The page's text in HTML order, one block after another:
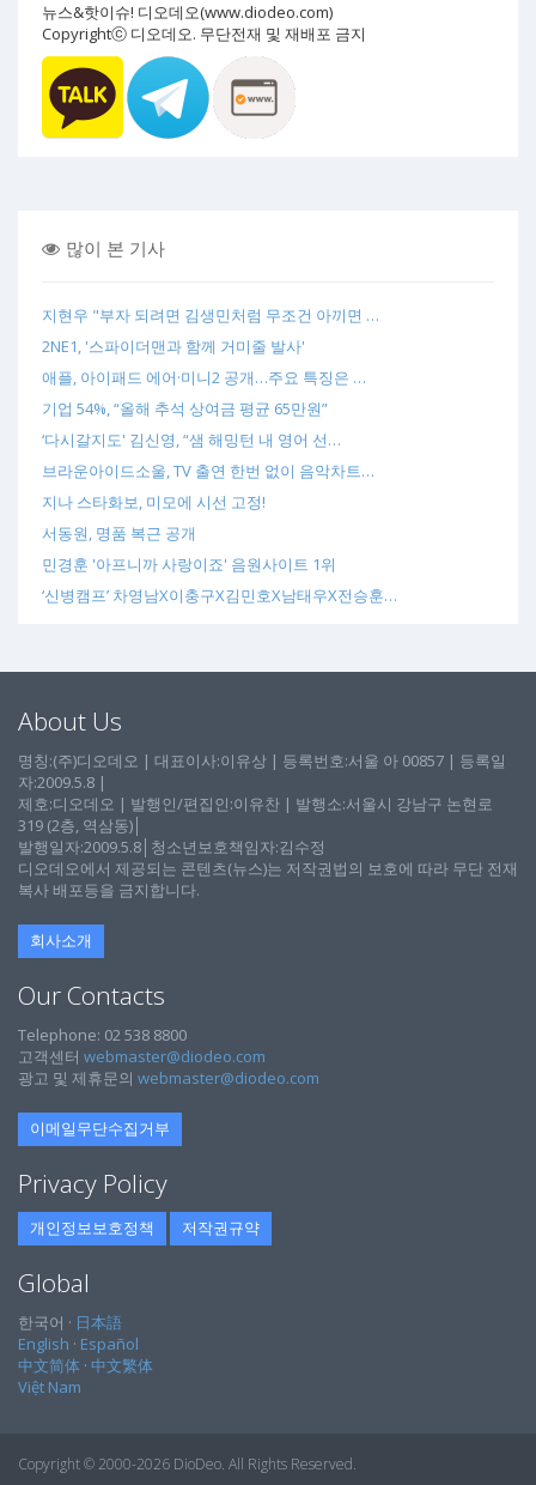
뉴스&핫이슈! 디오데오(www.diodeo.com)
Copyrightⓒ 디오데오. 무단전재 및 재배포 금지
많이 본 기사
지현우 "부자 되려면 김생민처럼 무조건 아끼면 …
2NE1, '스파이더맨과 함께 거미줄 발사'
애플, 아이패드 에어·미니2 공개…주요 특징은 …
기업 54%, “올해 추석 상여금 평균 65만원”
‘다시갈지도' 김신영, “샘 해밍턴 내 영어 선…
브라운아이드소울, TV 출연 한번 없이 음악차트…
지나 스타화보, 미모에 시선 고정!
서동원, 명품 복근 공개
민경훈 '아프니까 사랑이죠' 음원사이트 1위
‘신병캠프’ 차영남X이충구X김민호X남태우X전승훈…
About Us
명칭:(주)디오데오 | 대표이사:이유상 | 등록번호:서울 아 00857 | 등록일
자:2009.5.8 |
제호:디오데오 | 발행인/편집인:이유찬 | 발행소:서울시 강남구 논현로
319 (2층, 역삼동)│
발행일자:2009.5.8│청소년보호책임자:김수정
디오데오에서 제공되는 콘텐츠(뉴스)는 저작권법의 보호에 따라 무단 전재
복사 배포등을 금지합니다.
회사소개
Our Contacts
Telephone: 02 538 8800
고객센터 webmaster@diodeo.com
광고 및 제휴문의 webmaster@diodeo.com
이메일무단수집거부
Privacy Policy
개인정보보호정책 저작권규약
Global
한국어 · 日本語
English · Español
中文简体 · 中文繁体
Việt Nam
Copyright © 2000-2026 DioDeo. All Rights Reserved.